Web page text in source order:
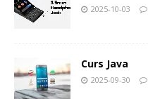
2025-10-03
Curs Java
2025-09-30